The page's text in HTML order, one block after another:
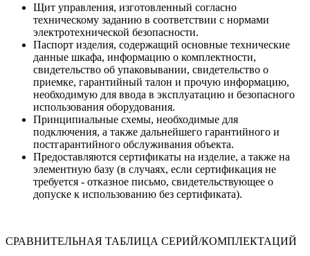
Щит управления, изготовленный согласно
техническому заданию в соответствии с нормами
электротехнической безопасности.
Паспорт изделия, содержащий основные технические
данные шкафа, информацию о комплектности,
свидетельство об упаковывании, свидетельство о
приемке, гарантийный талон и прочую информацию,
необходимую для ввода в эксплуатацию и безопасного
использования оборудования.
Принципиальные схемы, необходимые для
подключения, а также дальнейшего гарантийного и
постгарантийного обслуживания объекта.
Предоставляются сертификаты на изделие, а также на
элементную базу (в случаях, если сертификация не
требуется - отказное письмо, свидетельствующее о
допуске к использованию без сертификата).
СРАВНИТЕЛЬНАЯ ТАБЛИЦА СЕРИЙ/КОМПЛЕКТАЦИЙ